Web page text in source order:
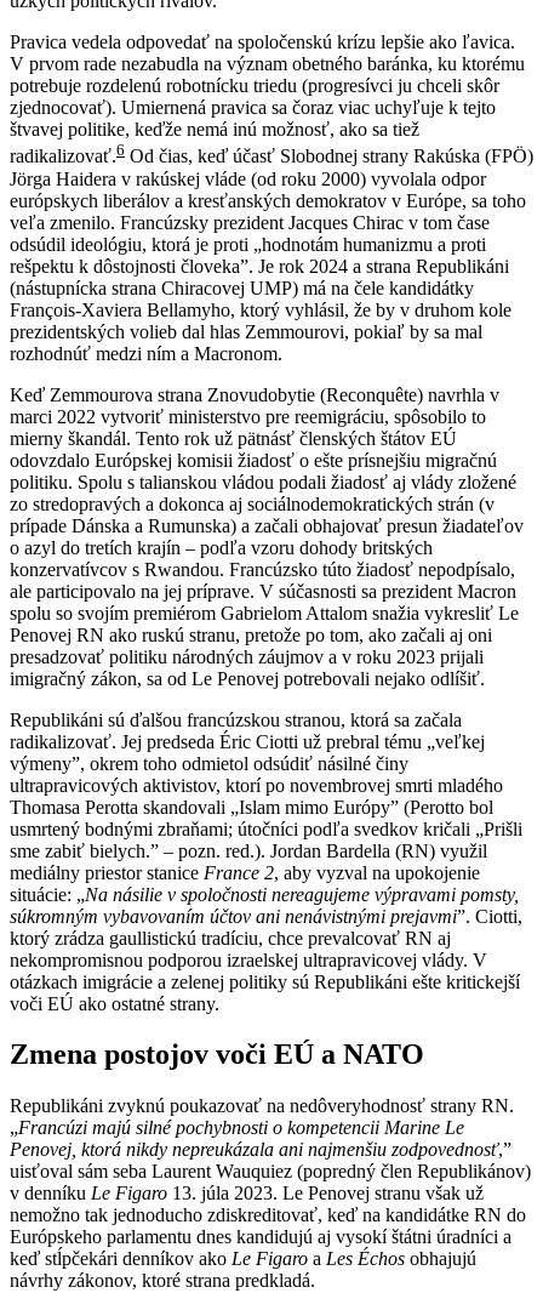
Pravica vedela odpovedať na spoločenskú krízu lepšie ako ľavica.
V prvom rade nezabudla na význam obetného baránka, ku ktorému
potrebuje rozdelenú robotnícku triedu (progresívci ju chceli skôr
zjednocovať). Umiernená pravica sa čoraz viac uchyľuje k tejto
štvavej politike, keďže nemá inú možnosť, ako sa tiež
radikalizovať.6 Od čias, keď účasť Slobodnej strany Rakúska (FPÖ)
Jörga Haidera v rakúskej vláde (od roku 2000) vyvolala odpor
európskych liberálov a kresťanských demokratov v Európe, sa toho
veľa zmenilo. Francúzsky prezident Jacques Chirac v tom čase
odsúdil ideológiu, ktorá je proti „hodnotám humanizmu a proti
rešpektu k dôstojnosti človeka”. Je rok 2024 a strana Republikáni
(nástupnícka strana Chiracovej UMP) má na čele kandidátky
François-Xaviera Bellamyho, ktorý vyhlásil, že by v druhom kole
prezidentských volieb dal hlas Zemmourovi, pokiaľ by sa mal
rozhodnúť medzi ním a Macronom.
Keď Zemmourova strana Znovudobytie (Reconquête) navrhla v
marci 2022 vytvoriť ministerstvo pre reemigráciu, spôsobilo to
mierny škandál. Tento rok už pätnásť členských štátov EÚ
odovzdalo Európskej komisii žiadosť o ešte prísnejšiu migračnú
politiku. Spolu s talianskou vládou podali žiadosť aj vlády zložené
zo stredopravých a dokonca aj sociálnodemokratických strán (v
prípade Dánska a Rumunska) a začali obhajovať presun žiadateľov
o azyl do tretích krajín – podľa vzoru dohody britských
konzervatívcov s Rwandou. Francúzsko túto žiadosť nepodpísalo,
ale participovalo na jej príprave. V súčasnosti sa prezident Macron
spolu so svojím premiérom Gabrielom Attalom snažia vykresliť Le
Penovej RN ako ruskú stranu, pretože po tom, ako začali aj oni
presadzovať politiku národných záujmov a v roku 2023 prijali
imigračný zákon, sa od Le Penovej potrebovali nejako odlíšiť.
Republikáni sú ďalšou francúzskou stranou, ktorá sa začala
radikalizovať. Jej predseda Éric Ciotti už prebral tému „veľkej
výmeny”, okrem toho odmietol odsúdiť násilné činy
ultrapravicových aktivistov, ktorí po novembrovej smrti mladého
Thomasa Perotta skandovali „Islam mimo Európy” (Perotto bol
usmrtený bodnými zbraňami; útočníci podľa svedkov kričali „Prišli
sme zabiť bielych.” – pozn. red.). Jordan Bardella (RN) využil
mediálny priestor stanice France 2, aby vyzval na upokojenie
situácie: „Na násilie v spoločnosti nereagujeme výpravami pomsty,
súkromným vybavovaním účtov ani nenávistnými prejavmi”. Ciotti,
ktorý zrádza gaullistickú tradíciu, chce prevalcovať RN aj
nekompromisnou podporou izraelskej ultrapravicovej vlády. V
otázkach imigrácie a zelenej politiky sú Republikáni ešte kritickejší
voči EÚ ako ostatné strany.
Zmena postojov voči EÚ a NATO
Republikáni zvyknú poukazovať na nedôveryhodnosť strany RN.
„Francúzi majú silné pochybnosti o kompetencii Marine Le
Penovej, ktorá nikdy nepreukázala ani najmenšiu zodpovednosť,”
uisťoval sám seba Laurent Wauquiez (popredný člen Republikánov)
v denníku Le Figaro 13. júla 2023. Le Penovej stranu však už
nemožno tak jednoducho zdiskreditovať, keď na kandidátke RN do
Európskeho parlamentu dnes kandidujú aj vysokí štátni úradníci a
keď stĺpčekári denníkov ako Le Figaro a Les Échos obhajujú
návrhy zákonov, ktoré strana predkladá.